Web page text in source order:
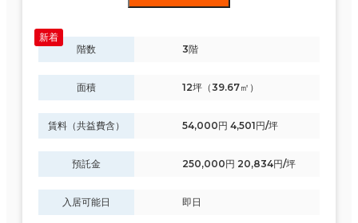
階数 3階
面積 12坪（39.67㎡）
賃料（共益費含） 54,000円 4,501円/坪
預託金 250,000円 20,834円/坪
入居可能日 即日